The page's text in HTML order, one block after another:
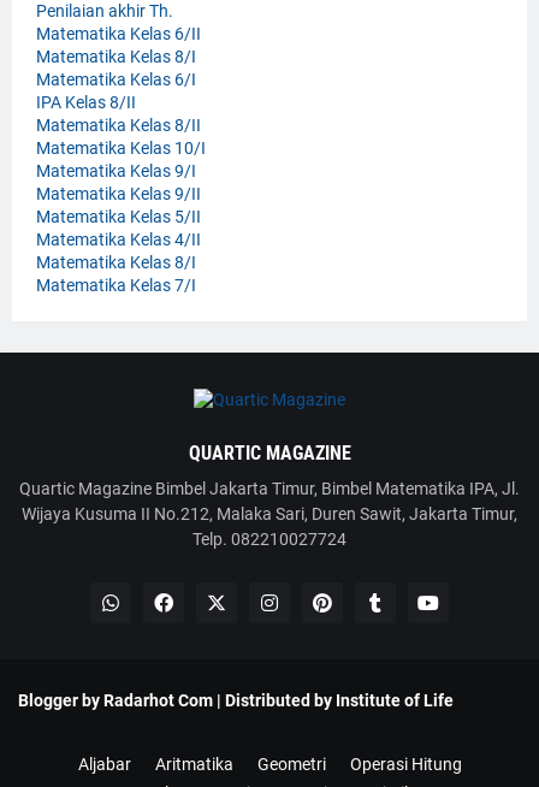
Penilaian akhir Th.
Matematika Kelas 6/II
Matematika Kelas 8/I
Matematika Kelas 6/I
IPA Kelas 8/II
Matematika Kelas 8/II
Matematika Kelas 10/I
Matematika Kelas 9/I
Matematika Kelas 9/II
Matematika Kelas 5/II
Matematika Kelas 4/II
Matematika Kelas 8/I
Matematika Kelas 7/I
QUARTIC MAGAZINE
Quartic Magazine Bimbel Jakarta Timur, Bimbel Matematika IPA, Jl.
Wijaya Kusuma II No.212, Malaka Sari, Duren Sawit, Jakarta Timur,
Telp. 082210027724
Blogger byRadarhot Com | Distributed by Institute of Life
Aljabar Aritmatika Geometri
Operasi Hitung